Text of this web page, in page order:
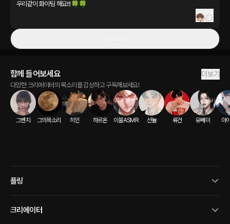
우리같이 화이팅 해요!!!🍀🍀
함께 들어보세요 더보기
다양한 크리에이터의 목소리를 감상하고 구독해보세요!
그벤치 그의목소리 히인 하르온 이불ASMR 선뉼 류건 유빼미 아
플링
크리에이터